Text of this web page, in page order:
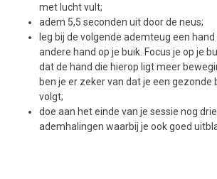
met lucht vult;
adem 5,5 seconden uit door de neus;
leg bij de volgende ademteug een
andere hand op je buik. Focus je op je
dat de hand die hierop ligt meer
ben je er zeker van dat je een gezonde
volgt;
doe aan het einde van je sessie nog
ademhalingen waarbij je ook goed